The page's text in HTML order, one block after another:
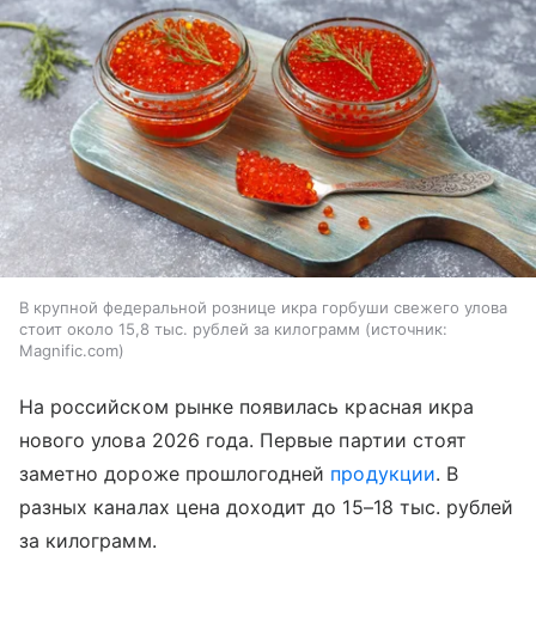
В крупной федеральной рознице икра горбуши свежего улова
стоит около 15,8 тыс. рублей за килограмм
источник:
Magnific.com
На российском рынке появилась красная икра
нового улова 2026 года. Первые партии стоят
заметно дороже прошлогодней продукции. В
разных каналах цена доходит до 15–18 тыс. рублей
за килограмм.